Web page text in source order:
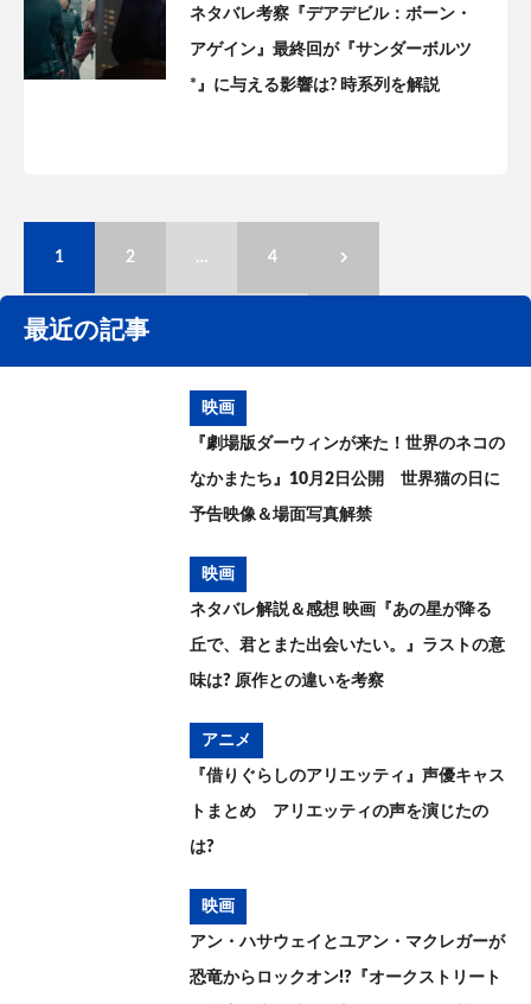
ネタバレ考察『デアデビル：ボーン・
アゲイン』最終回が『サンダーボルツ
*』に与える影響は? 時系列を解説
1 2 … 4
最近の記事
映画
『劇場版ダーウィンが来た！世界のネコの
なかまたち』10月2日公開 世界猫の日に
予告映像＆場面写真解禁
映画
ネタバレ解説＆感想 映画『あの星が降る
丘で、君とまた出会いたい。』ラストの意
味は? 原作との違いを考察
アニメ
『借りぐらしのアリエッティ』声優キャス
トまとめ アリエッティの声を演じたの
は?
映画
アン・ハサウェイとユアン・マクレガーが
恐竜からロックオン!?『オークストリート